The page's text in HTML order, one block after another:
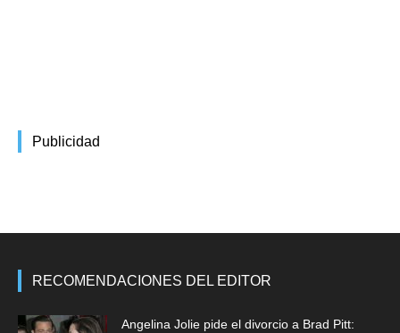
Publicidad
RECOMENDACIONES DEL EDITOR
Angelina Jolie pide el divorcio a Brad Pitt: